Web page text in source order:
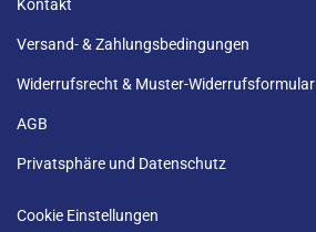
Kontakt
Versand- & Zahlungsbedingungen
Widerrufsrecht & Muster-Widerrufsformular
AGB
Privatsphäre und Datenschutz
Cookie Einstellungen